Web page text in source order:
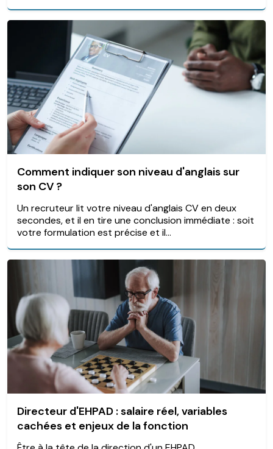
Comment indiquer son niveau d'anglais sur
son CV ?
Un recruteur lit votre niveau d'anglais CV en deux
secondes, et il en tire une conclusion immédiate : soit
votre formulation est précise et il...
Directeur d'EHPAD : salaire réel, variables
cachées et enjeux de la fonction